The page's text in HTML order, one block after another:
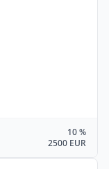
10 %
2500 EUR